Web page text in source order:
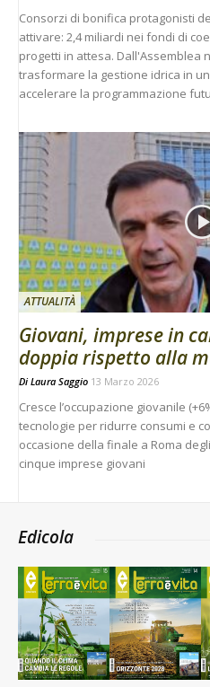
Consorzi di bonifica protagonisti
attivare: 2,4 miliardi nei fondi di
progetti in attesa. Dall'Assemblea
trasformare la gestione idrica in
accelerare la programmazione
ATTUALITÀ
Giovani, imprese in
doppia rispetto alla
Di Laura Saggio 13 Marzo 2026
Cresce l’occupazione giovanile
tecnologie per ridurre consumi e
occasione della finale a Roma
cinque imprese giovani
Edicola